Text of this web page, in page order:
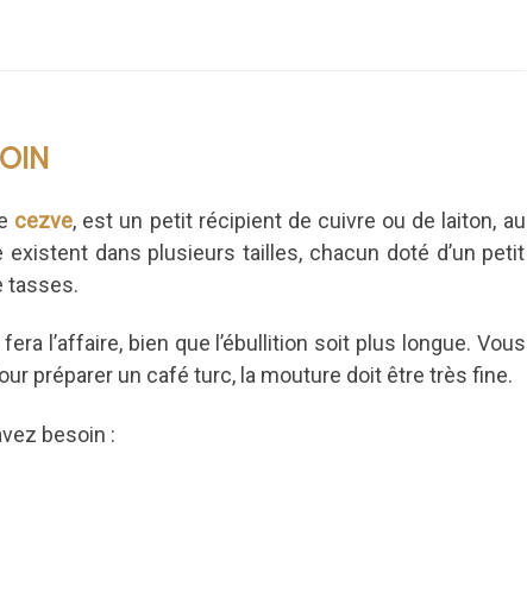
cezve, est un petit récipient de cuivre ou de laiton, au
dans plusieurs tailles, chacun doté d’un petit
tasses.
l’affaire, bien que l’ébullition soit plus longue. Vous
préparer un café turc, la mouture doit être très fine.
besoin :